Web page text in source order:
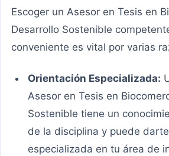
Escoger un Asesor en Tesis en
Desarrollo Sostenible
conveniente es vital por varias
Orientación Especializada:
Asesor en Tesis en
Sostenible tiene un
de la disciplina y puede
especializada en tu área de